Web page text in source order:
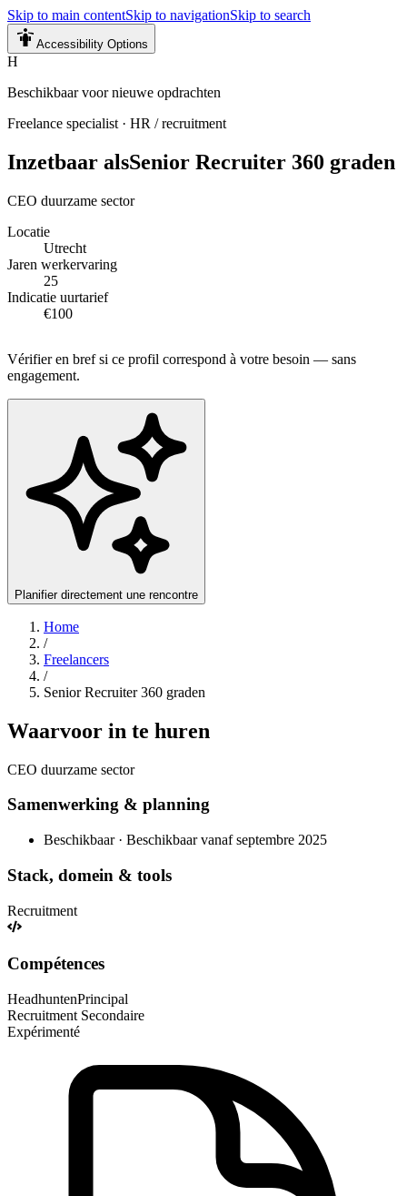
Skip to main contentSkip to navigationSkip to search
Accessibility Options
H
Beschikbaar voor nieuwe opdrachten
Freelance specialist · HR / recruitment
Inzetbaar alsSenior Recruiter 360 graden
CEO duurzame sector
Locatie
Utrecht
Jaren werkervaring
25
Indicatie uurtarief
€100
Vérifier en bref si ce profil correspond à votre besoin — sans
engagement.
Planifier directement une rencontre
Home
/
Freelancers
/
Senior Recruiter 360 graden
Waarvoor in te huren
CEO duurzame sector
Samenwerking & planning
Beschikbaar · Beschikbaar vanaf septembre 2025
Stack, domein & tools
Recruitment
Compétences
HeadhuntenPrincipal
Recruitment Secondaire
Expérimenté